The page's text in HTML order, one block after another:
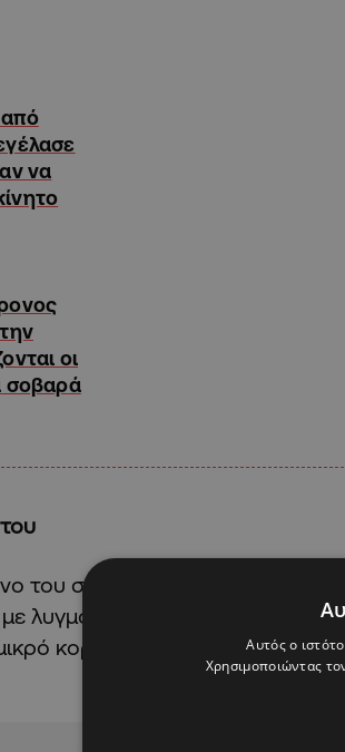
να
οι
σοβαρά
του στο διαμέρισμα όταν
λυγμούς που παρίστανε την
κορίτσι με το αυτοκίνητό
Αυτός ο
Χρησιμοποιώντας